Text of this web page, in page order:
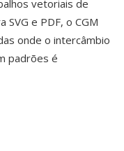
vetoriais de
e PDF, o CGM
onde o intercâmbio
padrões é